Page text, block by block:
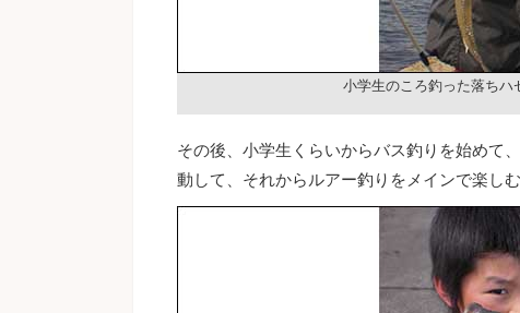
小学生のころ釣った落ちハ
その後、小学生くらいからバス釣りを始めて
動して、それからルアー釣りをメインで楽し